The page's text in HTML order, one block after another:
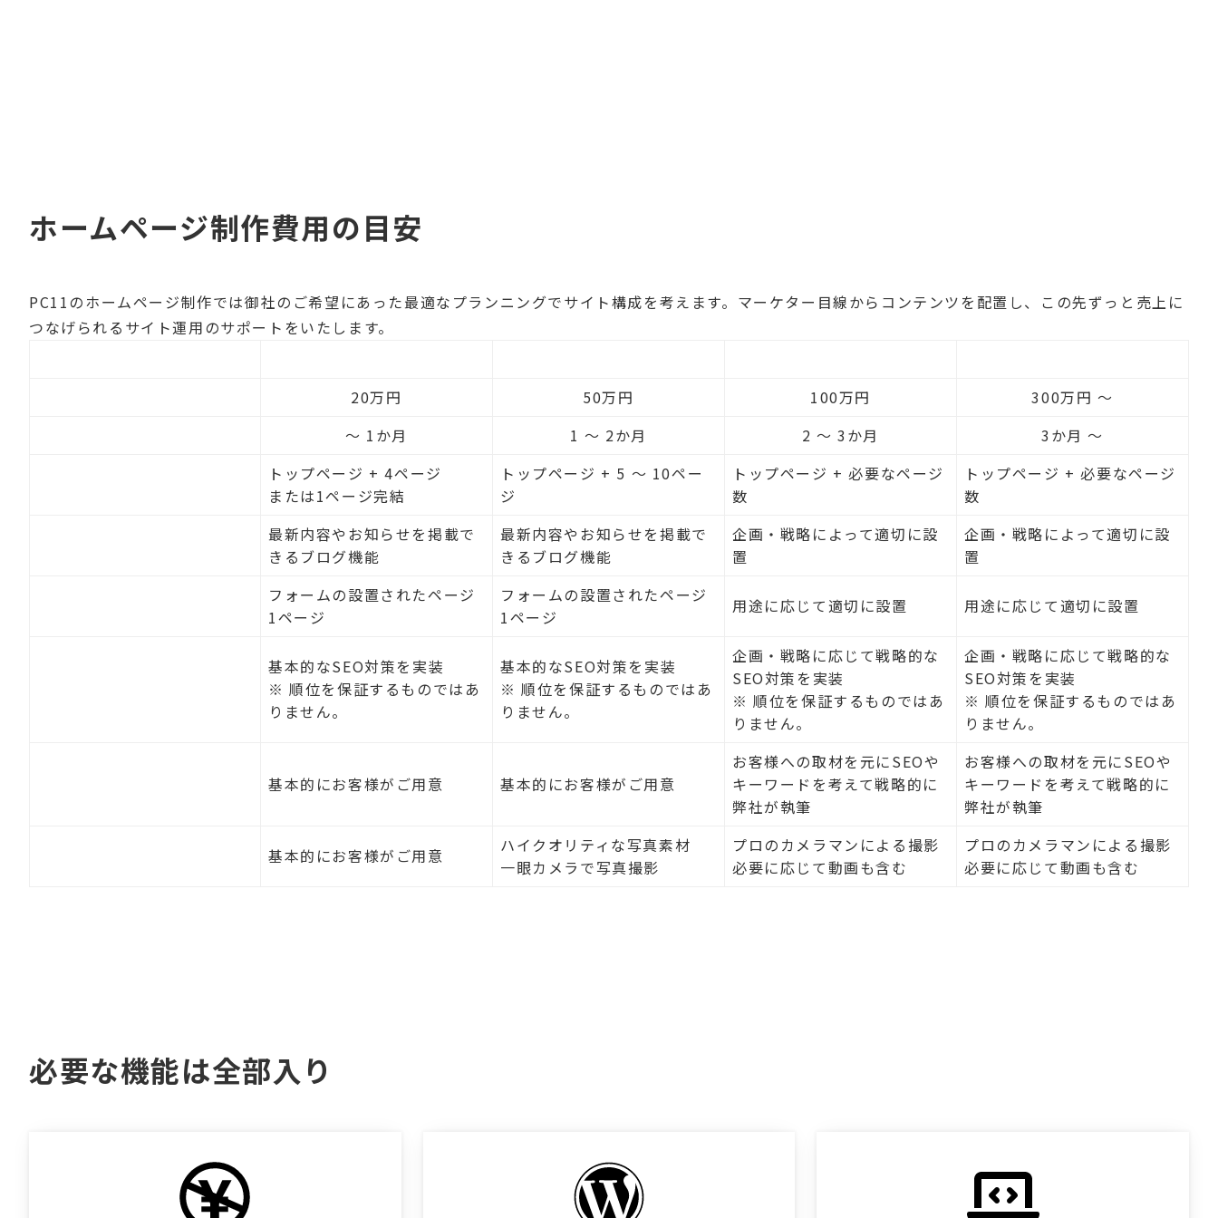
ホームページ制作費用の目安
PC11のホームページ制作では御社のご希望にあった最適なプランニングでサイト構成を考えます。マーケター目線からコンテンツを配置し、この先ずっと売上に
つなげられるサイト運用のサポートをいたします。
20万円 50万円 100万円
300万円 〜
〜 1か月 1 〜 2か月 2 〜 3か月 3か月 〜
トップページ + 4ページ
または1ページ完結
トップページ + 5 〜 10ペー
ジ
トップページ + 必要なページ
数
トップページ + 必要なページ
数
最新内容やお知らせを掲載で
きるブログ機能
最新内容やお知らせを掲載で
きるブログ機能
企画・戦略によって適切に設
置
企画・戦略によって適切に設
置
フォームの設置されたページ
1ページ
フォームの設置されたページ
1ページ
用途に応じて適切に設置 用途に応じて適切に設置
基本的なSEO対策を実装
※ 順位を保証するものではあ
りません。
基本的なSEO対策を実装
※ 順位を保証するものではあ
りません。
企画・戦略に応じて戦略的な
SEO対策を実装
※ 順位を保証するものではあ
りません。
企画・戦略に応じて戦略的な
SEO対策を実装
※ 順位を保証するものではあ
りません。
基本的にお客様がご用意 基本的にお客様がご用意
お客様への取材を元にSEOや
キーワードを考えて戦略的に
弊社が執筆
お客様への取材を元にSEOや
キーワードを考えて戦略的に
弊社が執筆
基本的にお客様がご用意
ハイクオリティな写真素材
一眼カメラで写真撮影
プロのカメラマンによる撮影
必要に応じて動画も含む
プロのカメラマンによる撮影
必要に応じて動画も含む
必要な機能は全部入り